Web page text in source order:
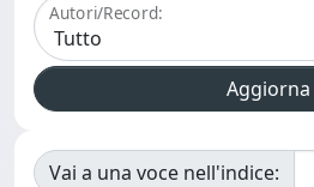
Autori/Record:
Vai a una voce nell'indice: